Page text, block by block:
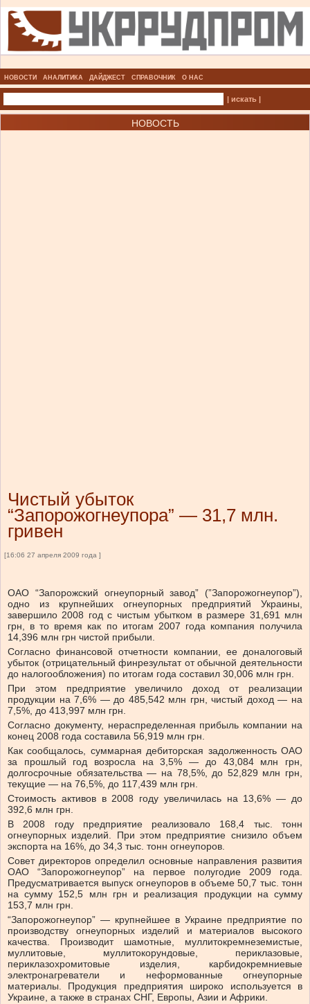
НОВОСТИ АНАЛИТИКА ДАЙДЖЕСТ СПРАВОЧНИК О НАС
| искать |
НОВОСТЬ
Чистый убыток
“Запорожогнеупора” — 31,7 млн.
гривен
[16:06 27 апреля 2009 года ]
ОАО “Запорожский огнеупорный завод” (”Запорожогнеупор”),
одно из крупнейших огнеупорных предприятий Украины,
завершило 2008 год с чистым убытком в размере 31,691 млн
грн, в то время как по итогам 2007 года компания получила
14,396 млн грн чистой прибыли.
Согласно финансовой отчетности компании, ее доналоговый
убыток (отрицательный финрезультат от обычной деятельности
до налогообложения) по итогам года составил 30,006 млн грн.
При этом предприятие увеличило доход от реализации
продукции на 7,6% — до 485,542 млн грн, чистый доход — на
7,5%, до 413,997 млн грн.
Согласно документу, нераспределенная прибыль компании на
конец 2008 года составила 56,919 млн грн.
Как сообщалось, суммарная дебиторская задолженность ОАО
за прошлый год возросла на 3,5% — до 43,084 млн грн,
долгосрочные обязательства — на 78,5%, до 52,829 млн грн,
текущие — на 76,5%, до 117,439 млн грн.
Стоимость активов в 2008 году увеличилась на 13,6% — до
392,6 млн грн.
В 2008 году предприятие реализовало 168,4 тыс. тонн
огнеупорных изделий. При этом предприятие снизило объем
экспорта на 16%, до 34,3 тыс. тонн огнеупоров.
Совет директоров определил основные направления развития
ОАО “Запорожогнеупор” на первое полугодие 2009 года.
Предусматривается выпуск огнеупоров в объеме 50,7 тыс. тонн
на сумму 152,5 млн грн и реализация продукции на сумму
153,7 млн грн.
“Запорожогнеупор” — крупнейшее в Украине предприятие по
производству огнеупорных изделий и материалов высокого
качества. Производит шамотные, муллитокремнеземистые,
муллитовые, муллитокорундовые, периклазовые,
периклазохромитовые изделия, карбидокремниевые
электронагреватели и неформованные огнеупорные
материалы. Продукция предприятия широко используется в
Украине, а также в странах СНГ, Европы, Азии и Африки.